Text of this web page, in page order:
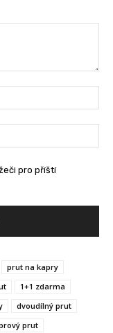
pro příští
prut na kapry
1+1 zdarma
dvoudílný prut
prut